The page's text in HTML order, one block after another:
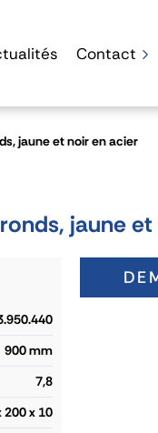
Contact
jaune et noir en acier
jaune
900 mm
7,8
200 x 10